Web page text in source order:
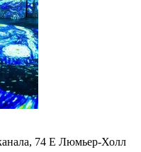
74 Е Люмьер-Холл